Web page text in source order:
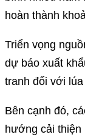
hoàn thành
Triển vọng
dự báo xuất
tranh đối với
Bên cạnh đó,
hướng cải thiện